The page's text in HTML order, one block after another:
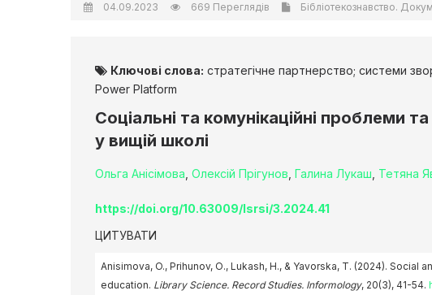
04.09.2023 669 Переглядів Бібліотекознавство.
Ключові слова: стратегічне партнерство; системи
Power Platform
Соціальні та комунікаційні проблеми
у вищій школі
Ольга Анісімова Олексій Прігунов Галина Лукаш Тетяна
https://doi.org/10.63009/lsrsi/3.2024.41
ЦИТУВАТИ
Anisimova, O., Prihunov, О., Lukash, H., & Yavorska, T. (2024).
education. Library Science. Record Studies. Informology, 20(3), 41-54.